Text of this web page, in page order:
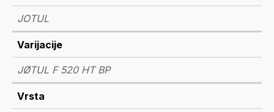
JOTUL
Varijacije
JØTUL F 520 HT BP
Vrsta